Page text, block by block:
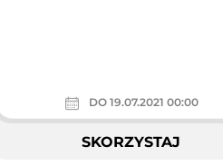
DO 19.07.2021 00:00
SKORZYSTAJ